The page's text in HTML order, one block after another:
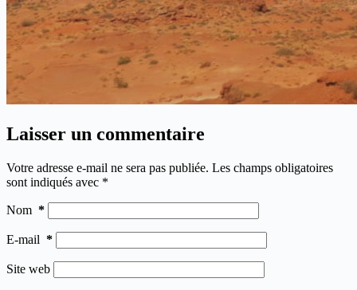
Laisser un commentaire
Votre adresse e-mail ne sera pas publiée. Les champs obligatoires
sont indiqués avec *
Nom *
E-mail *
Site web